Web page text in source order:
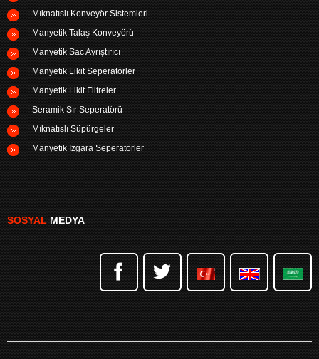
Mıknatıslı Konveyör Sistemleri
Manyetik Talaş Konveyörü
Manyetik Sac Ayrıştırıcı
Manyetik Likit Seperatörler
Manyetik Likit Filtreler
Seramik Sır Seperatörü
Mıknatıslı Süpürgeler
Manyetik Izgara Seperatörler
SOSYALMEDYA